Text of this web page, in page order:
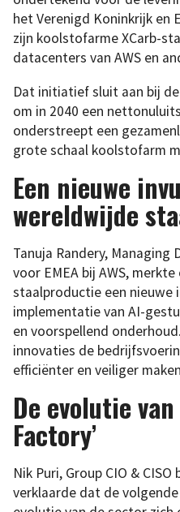
het Verenigd Koninkrijk en
zijn koolstofarme XCarb-
datacenters van AWS en
Dat initiatief sluit aan bij
om in 2040 een
onderstreept een
grote schaal koolstofarm
Een nieuwe
wereldwijde
Tanuja Randery, Managing
voor EMEA bij AWS,
staalproductie een nieuwe
implementatie van AI-
en voorspellend
innovaties de
efficiënter en veiliger
De evolutie
Factory’
Nik Puri, Group CIO &
verklaarde dat de